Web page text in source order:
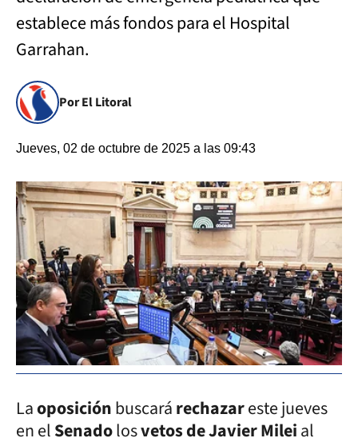
establece más fondos para el Hospital
Garrahan.
Por El Litoral
Jueves, 02 de octubre de 2025 a las 09:43
Laoposiciónbuscarárechazareste jueves
en elSenadolosvetos de Javier Mileial